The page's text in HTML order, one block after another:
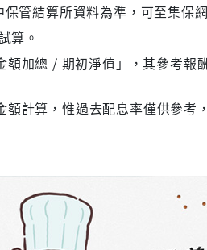
管結算所資料為準，可至集保
算。
加總 / 期初淨值」，其參考報
計算，惟過去配息率僅供參考